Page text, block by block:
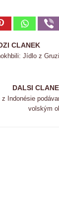
CLANEK
Jídlo z
DALSI
Indonésie
volským